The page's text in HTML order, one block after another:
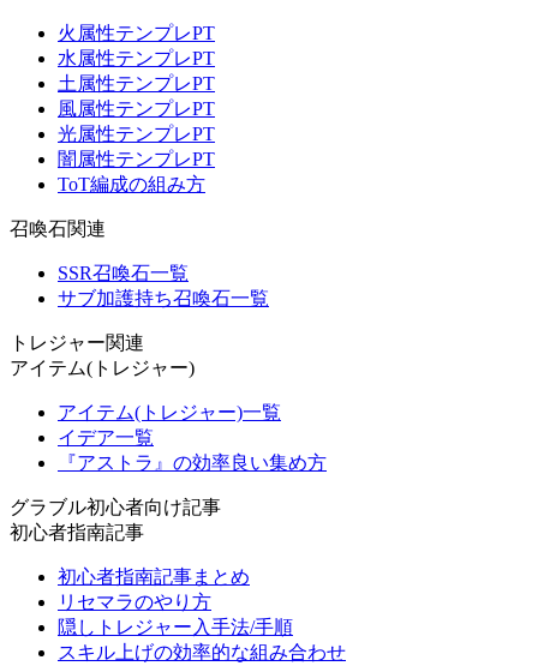
火属性テンプレPT
水属性テンプレPT
土属性テンプレPT
風属性テンプレPT
光属性テンプレPT
闇属性テンプレPT
ToT編成の組み方
召喚石関連
SSR召喚石一覧
サブ加護持ち召喚石一覧
トレジャー関連
アイテム(トレジャー)
アイテム(トレジャー)一覧
イデア一覧
『アストラ』の効率良い集め方
グラブル初心者向け記事
初心者指南記事
初心者指南記事まとめ
リセマラのやり方
隠しトレジャー入手法/手順
スキル上げの効率的な組み合わせ